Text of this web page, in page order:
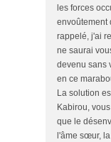
les forces
envoûtement
rappelé, j'ai
ne saurai
devenu sans
en ce
La solution
Kabirou,
que le
l'âme sœur,